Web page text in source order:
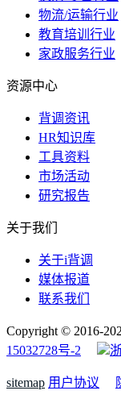
物流/运输行业
教育培训行业
家政服务行业
资源中心
背调资讯
HR知识库
工具资料
市场活动
研究报告
关于我们
关于i背调
媒体报道
联系我们
Copyright © 2016-
15032728号-2
sitemap 用户协议